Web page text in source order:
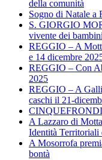
della comunità
Sogno di Natale a
S. GIORGIO
vivente dei bambini
REGGIO – A
e 14 dicembre
REGGIO – Con
2025
REGGIO – A
caschi il 21-
CINQUEFRONDI
A Lazzaro di
Identità Territoriali
A Mosorrofa
bontà